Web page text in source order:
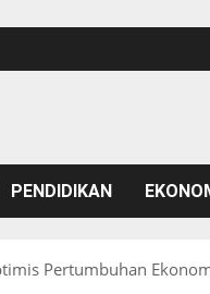
PENDIDIKAN
Pertumbuhan